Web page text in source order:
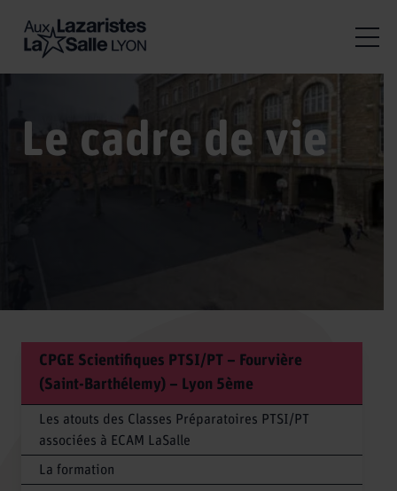
Le cadre de vie
CPGE Scientifiques PTSI/PT – Fourvière
(Saint-Barthélemy) – Lyon 5ème
Les atouts des Classes Préparatoires PTSI/PT
associées à ECAM LaSalle
La formation